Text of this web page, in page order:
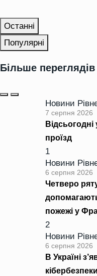
Останні
Популярні
Більше переглядів
Новини
7 серпня 2026
проїзд
1
Новини
6 серпня 2026
Четверо
пожежі у
2
Новини
6 серпня 2026
В Україні